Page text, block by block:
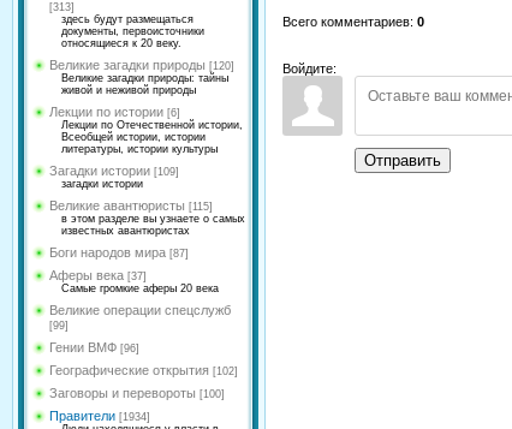
[313]
здесь будут размещаться
документы, первоисточники
относящиеся к 20 веку.
Великие загадки природы [120]
Великие загадки природы: тайны
живой и неживой природы
Лекции по истории [6]
Лекции по Отечественной истории,
Всеобщей истории, истории
литературы, истории культуры
Загадки истории [109]
загадки истории
Великие авантюристы [115]
в этом разделе вы узнаете о самых
известных авантюристах
Боги народов мира [87]
Аферы века [37]
Самые громкие аферы 20 века
Великие операции спецслужб
[99]
Гении ВМФ [96]
Географические открытия [102]
Заговоры и перевороты [100]
Правители [1934]
Всего комментариев: 0
Войдите:
Отправить